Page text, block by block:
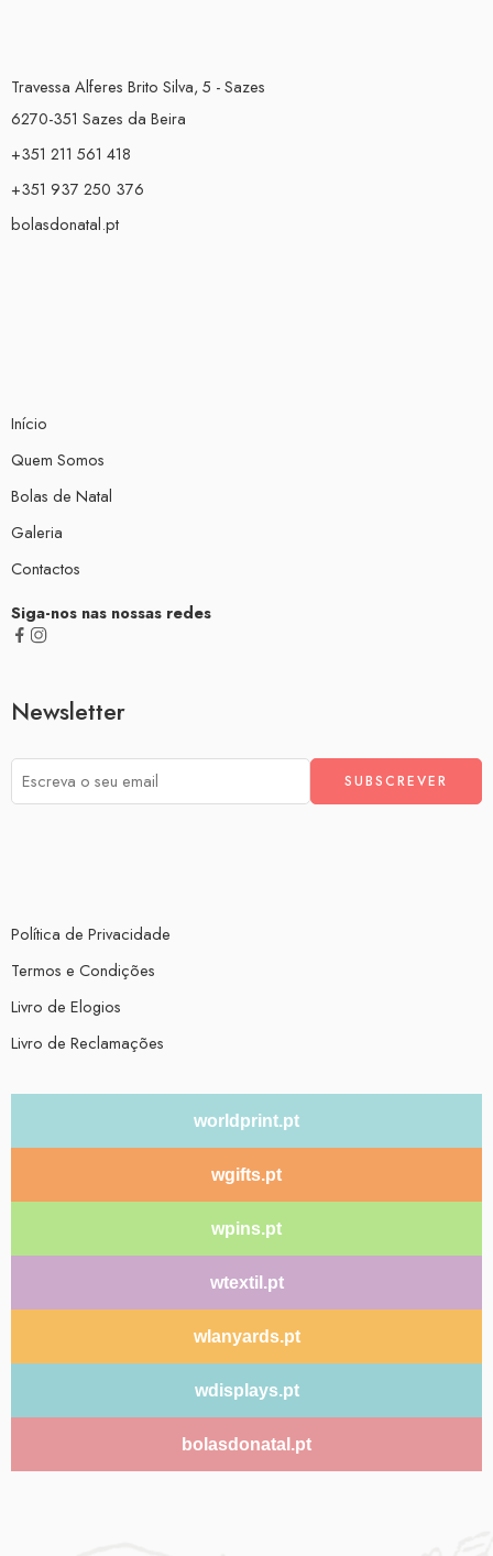
Travessa Alferes Brito Silva, 5 - Sazes
6270-351 Sazes da Beira
+351 211 561 418
+351 937 250 376
bolasdonatal.pt
Início
Quem Somos
Bolas de Natal
Galeria
Contactos
Siga-nos nas nossas redes
Newsletter
Política de Privacidade
Termos e Condições
Livro de Elogios
Livro de Reclamações
worldprint.pt
wgifts.pt
wpins.pt
wtextil.pt
wlanyards.pt
wdisplays.pt
bolasdonatal.pt